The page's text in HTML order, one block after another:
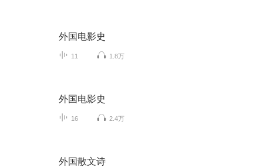
外国电影史
11 1.8万
外国电影史
16 2.4万
外国散文诗